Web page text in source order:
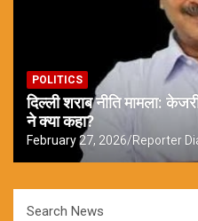
POLITICS
दिल्ली शराब नीति मामला:
ने क्या कहा?
February 27, 2026 Reporter
Search News